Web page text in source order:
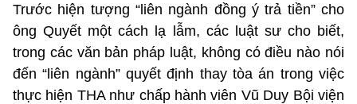
Trước hiện tượng “liên ngành đồng ý trả tiền” cho
ông Quyết một cách lạ lẫm, các luật sư cho biết,
trong các văn bản pháp luật, không có điều nào nói
đến “liên ngành” quyết định thay tòa án trong việc
thực hiện THA như chấp hành viên Vũ Duy Bội viện